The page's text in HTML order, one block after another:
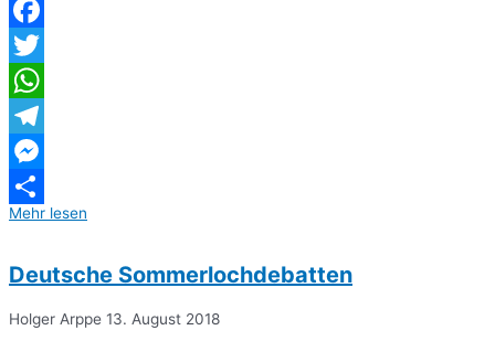
Facebook
Twitter
WhatsApp
Telegram
Messenger
Teilen
Mehr lesen
Deutsche Sommerlochdebatten
Holger Arppe 13. August 2018